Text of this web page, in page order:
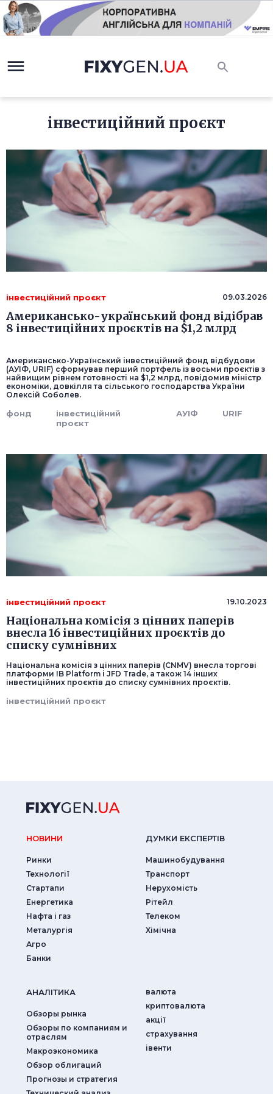
інвестиційний проєкт
інвестиційний проєкт 09.03.2026
Американсько-український фонд відібрав
8 інвестиційних проєктів на $1,2 млрд
Американсько-Український інвестиційний фонд відбудови
(АУІФ, URIF) сформував перший портфель із восьми проєктів з
найвищим рівнем готовності на $1,2 млрд, повідомив міністр
економіки, довкілля та сільського господарства України
Олексій Соболев.
фонд
інвестиційний
проєкт
АУІФ URIF
інвестиційний проєкт 19.10.2023
Національна комісія з цінних паперів
внесла 16 інвестиційних проєктів до
списку сумнівних
Національна комісія з цінних паперів (CNMV) внесла торгові
платформи IB Platform і JFD Trade, а також 14 інших
інвестиційних проєктів до списку сумнівних проєктів.
інвестиційний проєкт
НОВИНИ
Ринки
Технології
Стартапи
Енергетика
Нафта і газ
Металургія
Агро
Банки
ДУМКИ ЕКСПЕРТIВ
Машинобудування
Транспорт
Нерухомість
Рітейл
Телеком
Хімічна
АНАЛIТИКА
Обзоры рынка
Обзоры по компаниям и
отраслям
Макроэкономика
Обзор облигаций
Прогнозы и стратегия
валюта
криптовалюта
акції
страхування
iвенти